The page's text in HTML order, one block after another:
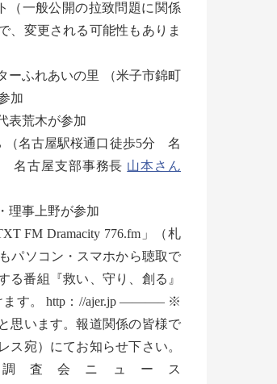
（一般公開の拉致問題に関係
、変更される可能性もありま
ーふれあいの里 （米子市錦町
加
表荒木が参加
（名古屋駅桜通口徒歩5分 名
名古屋支部事務長 山本さん
理事上野が参加
FM Dramacity 776.fm」（札
パソコン・スマホから聴取で
る番組『救い、守り、創る』
ます。 http：//ajer.jp ———– ※
思います。報道関係の皆様で
宛）にてお知らせ下さい。
問題調査会ニュース